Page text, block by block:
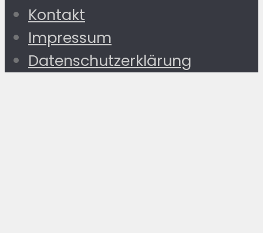
Kontakt
Impressum
Datenschutzerklärung